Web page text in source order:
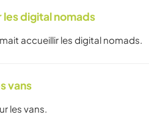
les digital nomads
accueillir les digital nomads.
vans
les vans.